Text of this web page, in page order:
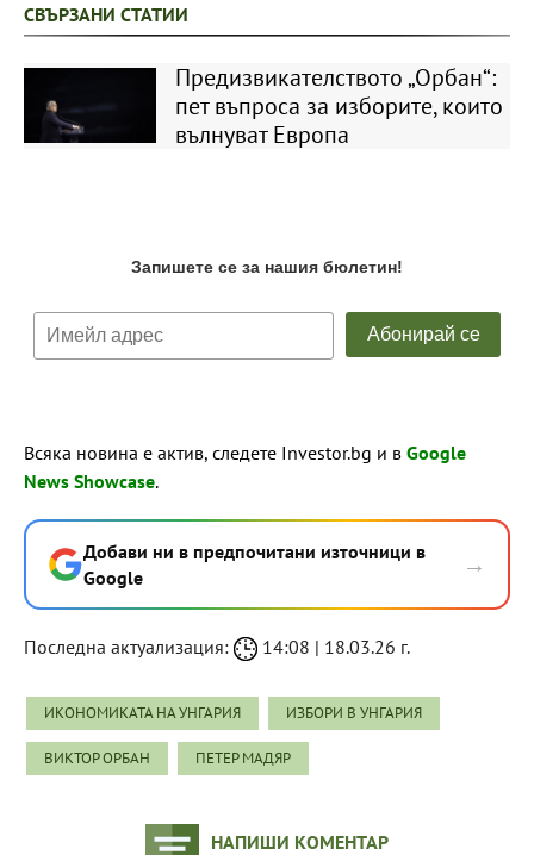
СВЪРЗАНИ СТАТИИ
Предизвикателството „Орбан“:
пет въпроса за изборите, които
вълнуват Европа
Всяка новина е актив, следете Investor.bg и в Google
News Showcase.
Добави ни в предпочитани източници в
Google
→
Последна актуализация: 14:08 | 18.03.26 г.
ИКОНОМИКАТА НА УНГАРИЯ ИЗБОРИ В УНГАРИЯ
ВИКТОР ОРБАН ПЕТЕР МАДЯР
НАПИШИ КОМЕНТАР